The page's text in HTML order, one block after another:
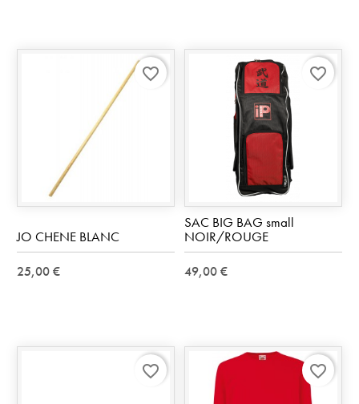
JO CHENE BLANC
25,00 €
favorite_border
SAC BIG BAG small
NOIR/ROUGE
49,00 €
favorite_border
favorite_border favorite_border